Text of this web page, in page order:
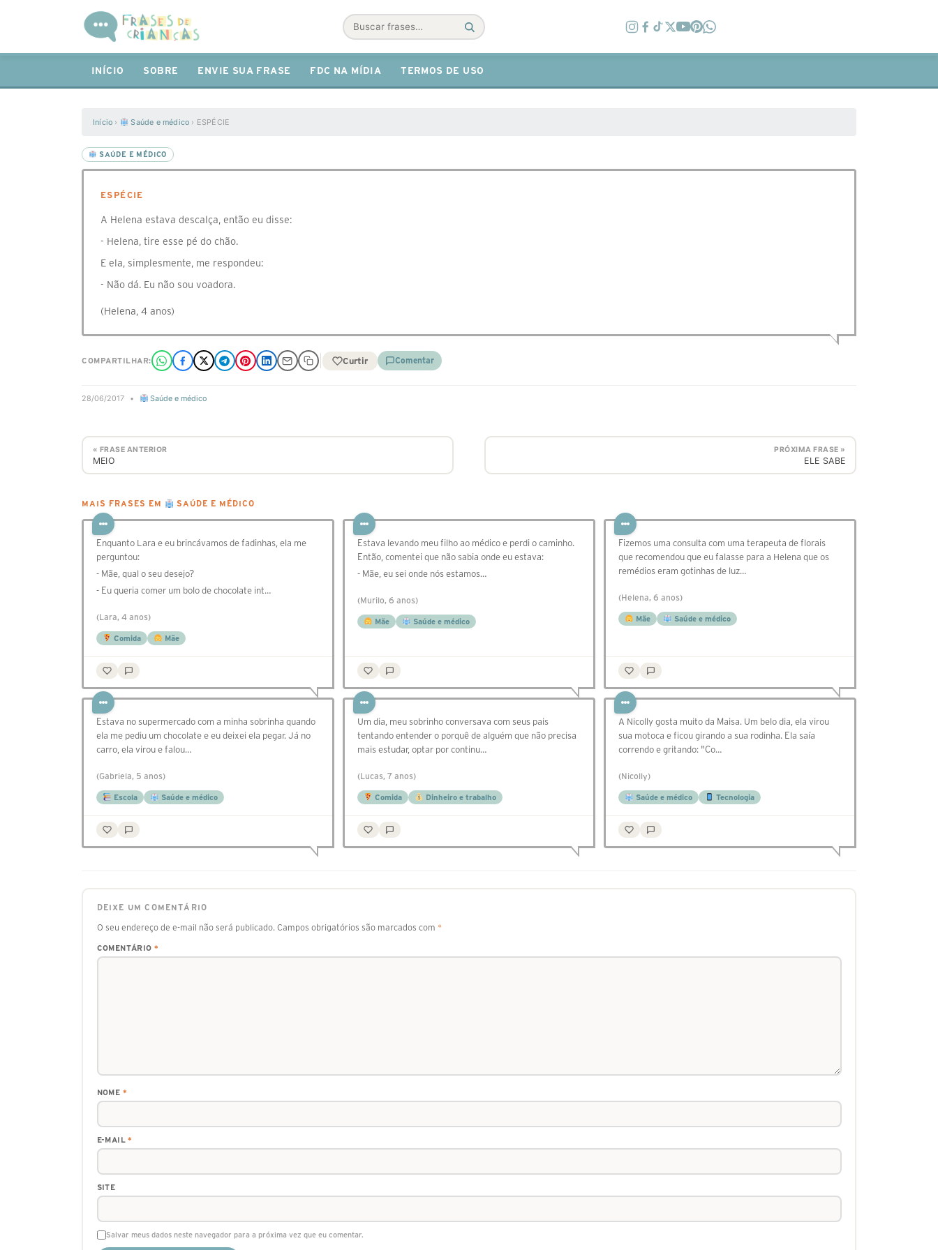
Buscar
INÍCIO SOBRE ENVIE SUA FRASE FDC NA MÍDIA TERMOS DE USO
Início › Saúde e médico › ESPÉCIE
SAÚDE E MÉDICO
ESPÉCIE
A Helena estava descalça, então eu disse:
- Helena, tire esse pé do chão.
E ela, simplesmente, me respondeu:
- Não dá. Eu não sou voadora.
(Helena, 4 anos)
COMPARTILHAR: Curtir Comentar
28/06/2017 • Saúde e médico
« FRASE ANTERIOR
MEIO
PRÓXIMA FRASE »
ELE SABE
MAIS FRASES EM SAÚDE E MÉDICO
Enquanto Lara e eu brincávamos de fadinhas, ela me
perguntou:
- Mãe, qual o seu desejo?
- Eu queria comer um bolo de chocolate int…
(Lara, 4 anos)
Comida Mãe
Estava levando meu filho ao médico e perdi o caminho.
Então, comentei que não sabia onde eu estava:
- Mãe, eu sei onde nós estamos…
(Murilo, 6 anos)
Mãe Saúde e médico
Fizemos uma consulta com uma terapeuta de florais
que recomendou que eu falasse para a Helena que os
remédios eram gotinhas de luz…
(Helena, 6 anos)
Mãe Saúde e médico
Estava no supermercado com a minha sobrinha quando
ela me pediu um chocolate e eu deixei ela pegar. Já no
carro, ela virou e falou…
(Gabriela, 5 anos)
Escola Saúde e médico
Um dia, meu sobrinho conversava com seus pais
tentando entender o porquê de alguém que não precisa
mais estudar, optar por continu…
(Lucas, 7 anos)
Comida Dinheiro e trabalho
A Nicolly gosta muito da Maisa. Um belo dia, ela virou
sua motoca e ficou girando a sua rodinha. Ela saía
correndo e gritando: "Co…
(Nicolly)
Saúde e médico Tecnologia
DEIXE UM COMENTÁRIO
O seu endereço de e-mail não será publicado. Campos obrigatórios são marcados com *
COMENTÁRIO *
NOME *
E-MAIL*
SITE
Salvar meus dados neste navegador para a próxima vez que eu comentar.